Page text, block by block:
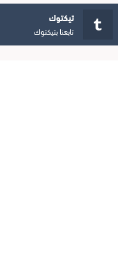
تيكتوك
تابعنا بتيكتوك